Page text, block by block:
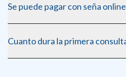
turno.
Se puede pagar con seña
Cuanto dura la primera